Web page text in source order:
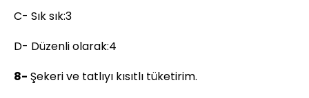
C- Sık sık:3
D- Düzenli olarak:4
8- Şekeri ve tatlıyı kısıtlı tüketirim.